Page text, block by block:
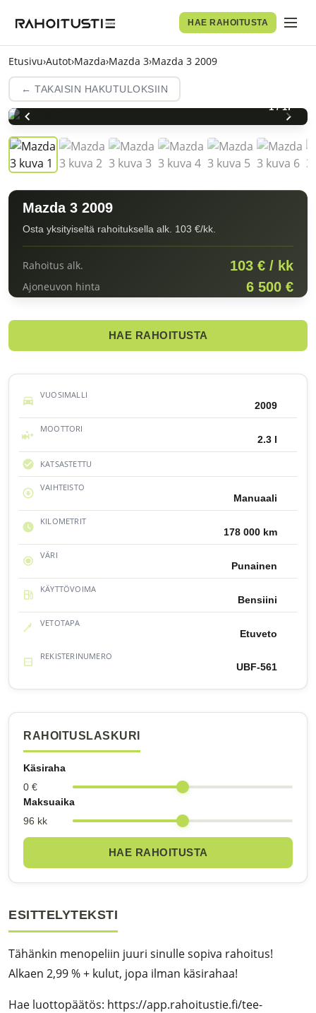
HAE RAHOITUSTA
Etusivu›Autot›Mazda›Mazda 3›Mazda 3 2009
← TAKAISIN HAKUTULOKSIIN
1/17
Mazda 3 2009
Osta yksityiseltä rahoituksella alk. 103 €/kk.
Rahoitus alk. 103 € / kk
Ajoneuvon hinta 6 500 €
HAE RAHOITUSTA
VUOSIMALLI
2009
MOOTTORI
2.3 l
KATSASTETTU
VAIHTEISTO
Manuaali
KILOMETRIT
178 000 km
VÄRI
Punainen
KÄYTTÖVOIMA
Bensiini
VETOTAPA
Etuveto
REKISTERINUMERO
UBF-561
RAHOITUSLASKURI
Käsiraha
0 €
Maksuaika
96 kk
HAE RAHOITUSTA
ESITTELYTEKSTI
Tähänkin menope­liin juuri sinulle sopiva rahoitus!
Alkaen 2,99 % + kulut, jopa ilman käsirahaa!
Hae luottopäätös: https://app.rahoitustie.fi/tee-